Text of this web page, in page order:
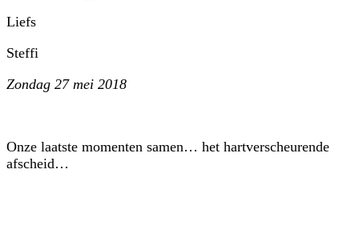
Liefs
Steffi
Zondag 27 mei 2018
Onze laatste momenten samen… het hartverscheurende
afscheid…